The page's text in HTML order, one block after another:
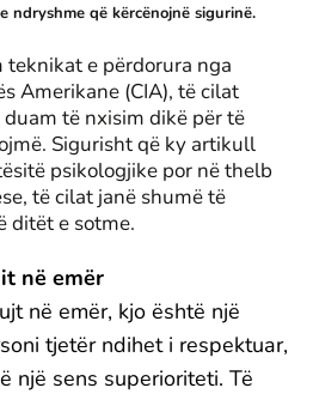
ndryshme që kërcënojnë sigurinë.
teknikat e përdorura nga
Amerikane (CIA), të cilat
të nxisim dikë për të
Sigurisht që ky artikull
psikologjike por në thelb
të cilat janë shumë të
ditët e sotme.
në emër
në emër, kjo është një
tjetër ndihet i respektuar,
një sens superioriteti. Të